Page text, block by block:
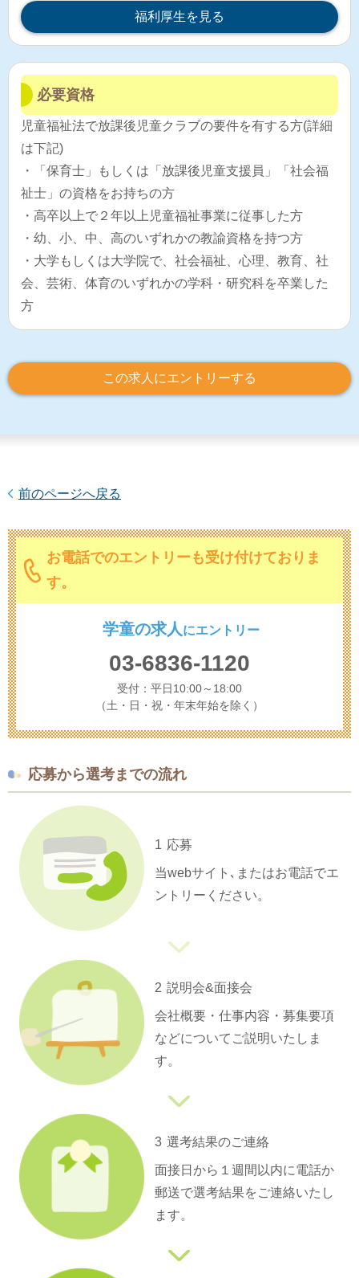
福利厚生を見る
必要資格
児童福祉法で放課後児童クラブの要件を有する方(詳細
は下記)
・「保育士」もしくは「放課後児童支援員」「社会福
祉士」の資格をお持ちの方
・高卒以上で２年以上児童福祉事業に従事した方
・幼、小、中、高のいずれかの教諭資格を持つ方
・大学もしくは大学院で、社会福祉、心理、教育、社
会、芸術、体育のいずれかの学科・研究科を卒業した
方
この求人にエントリーする
前のページへ戻る
お電話でのエントリーも受け付けておりま
す。
学童の求人 にエントリー
03-6836-1120
受付：平日10:00～18:00
（土・日・祝・年末年始を除く）
応募から選考までの流れ
1 応募
当webサイト､またはお電話でエ
ントリーください。
2 説明会&面接会
会社概要・仕事内容・募集要項
などについてご説明いたしま
す。
3 選考結果のご連絡
面接日から１週間以内に電話か
郵送で選考結果をご連絡いたし
ます。